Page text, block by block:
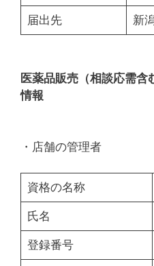
届出先 新
医薬品販売（相談応需
情報
・店舗の管理者
資格の名称
氏名
登録番号